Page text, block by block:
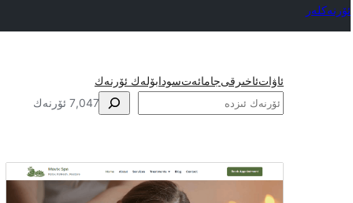
ئۆرنەكلەر
ئاۋاتئاخىرقىجامائەتسودابۆلەك ئۆرنەك
ئىزدە 7,047 ئۆرنەك
ئىختىيارىچە
تۇغ